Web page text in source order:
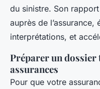
du sinistre. Son
auprès de l’assurance,
interprétations, et
Préparer un dossier
assurances
Pour que votre